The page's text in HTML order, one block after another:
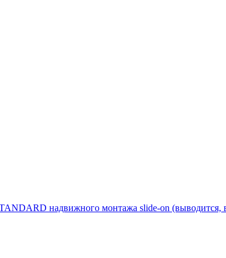
надвижного монтажа slide-on (выводится,